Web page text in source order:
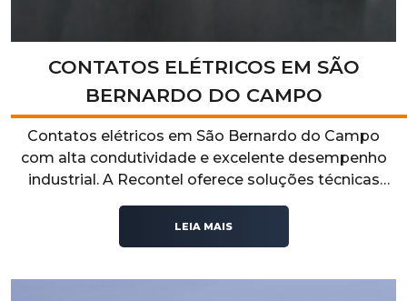
CONTATOS ELÉTRICOS EM SÃO
BERNARDO DO CAMPO
Contatos elétricos em São Bernardo do Campo
com alta condutividade e excelente desempenho
industrial. A Recontel oferece soluções técnicas
segurança, durabilidade e eficiência operacional.
LEIA MAIS